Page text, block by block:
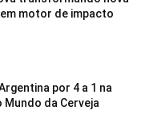
motor de impacto
por 4 a 1 na
Mundo da Cerveja